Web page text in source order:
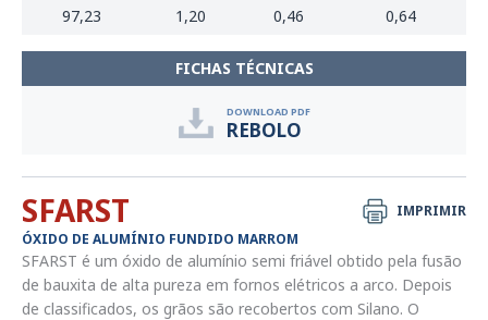
97,23 1,20 0,46 0,64
FICHAS TÉCNICAS
DOWNLOAD PDF
REBOLO
IMPRIMIR
SFARST
ÓXIDO DE ALUMÍNIO FUNDIDO MARROM
SFARST é um óxido de alumínio semi friável obtido pela fusão
de bauxita de alta pureza em fornos elétricos a arco. Depois
de classificados, os grãos são recobertos com Silano. O